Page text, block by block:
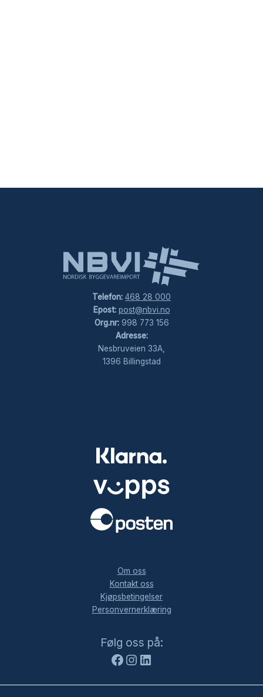
Telefon: 468 28 000
Epost: post@nbvi.no
Org.nr:998 773 156
Adresse:
Nesbruveien 33A,
1396 Billingstad
Om oss
Kontakt oss
Kjøpsbetingelser
Personvernerklæring
Følg oss på:
Facebook
Instagram
LinkedIn